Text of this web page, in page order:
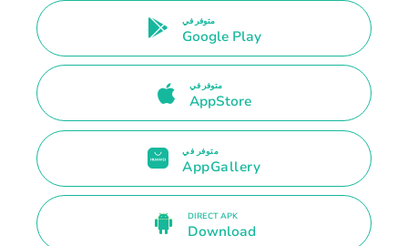
متوفر في
Google Play
متوفر في
AppStore
متوفر في
AppGallery
DIRECT APK
Download